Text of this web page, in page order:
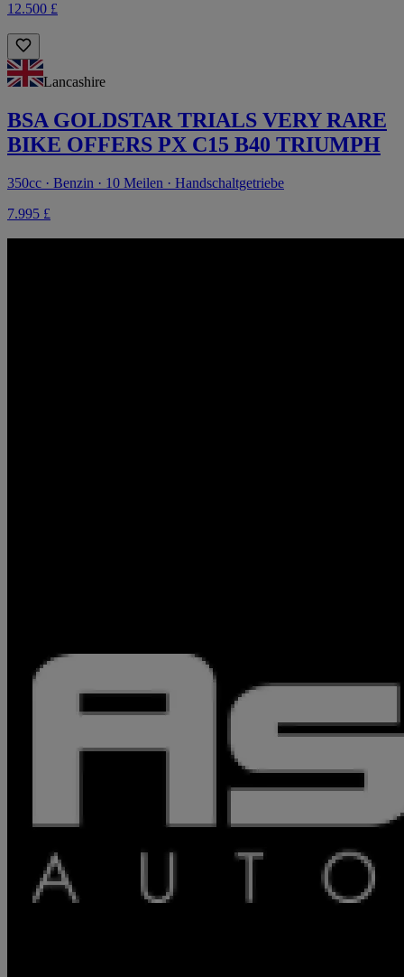
12.500 £
Lancashire
BSA GOLDSTAR TRIALS VERY RARE
BIKE OFFERS PX C15 B40 TRIUMPH
350cc · Benzin · 10 Meilen · Handschaltgetriebe
7.995 £